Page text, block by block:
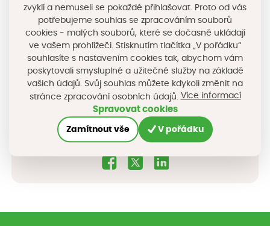
překážkám. Zvládnou také rozeznávat světla na
semaforech.
Více informací
naleznete zde
Převzato
z www.irozhlas.cz
Sdílejte na sociálních sítích
zvyklí a nemuseli se pokaždé přihlašovat. Proto od vás
potřebujeme souhlas se zpracováním souborů
cookies - malých souborů, které se dočasně ukládají
ve vašem prohlížeči. Stisknutím tlačítka „V pořádku“
souhlasíte s nastavením cookies tak, abychom vám
poskytovali smysluplné a užitečné služby na základě
vašich údajů. Svůj souhlas můžete kdykoli změnit na
stránce zpracování osobních údajů. Více informací
Spravovat cookies
Zamítnout vše V pořádku